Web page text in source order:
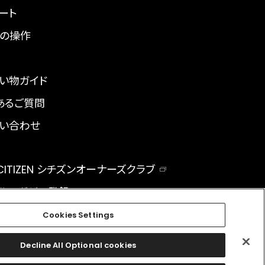
ト
操作
物ガイド
るご質問
合わせ
シチズンオーナーズクラブ
マガジン登録
facebookinstagramtwitter
Cookies Settings
Decline All Optional cookies